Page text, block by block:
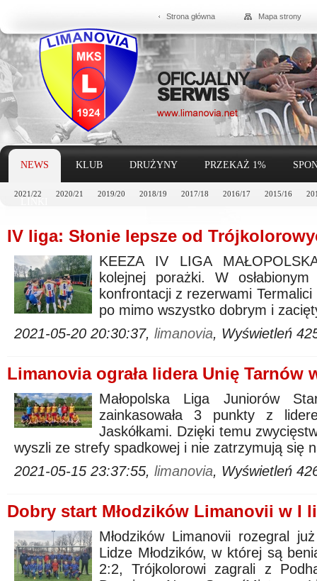
Strona główna Mapa strony
NEWS
2021/22 2020/21 2019/20 2018/19 2017/18 2016/17 2015/16
KLUB DRUŻYNY PRZEKAŻ 1%
IV liga: Słonie lepsze od
KEEZA IV LIGA
kolejnej porażki. W
konfrontacji z rezerwami
po mimo wszystko dobrym i
2021-05-20 20:30:37, limanovia, Wyświetleń
Limanovia ograła lidera Unię Tarnów
Małopolska Liga Juniorów
zainkasowała 3 punkty z
Jaskółkami. Dzięki temu
wyszli ze strefy spadkowej i nie zatrzymują się
2021-05-15 23:37:55, limanovia, Wyświetleń
Dobry start Młodzików Limanovii w I
Młodzików Limanovii rozegral
Lidze Młodzików, w której są
2:2, Trójkolorowi zagrali z